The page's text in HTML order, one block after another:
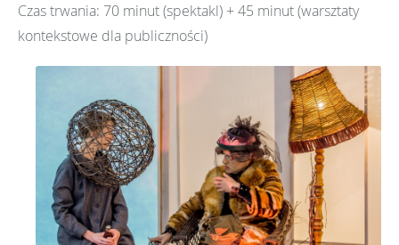
Czas trwania: 70 minut (spektakl) + 45 minut (warsztaty
kontekstowe dla publiczności)